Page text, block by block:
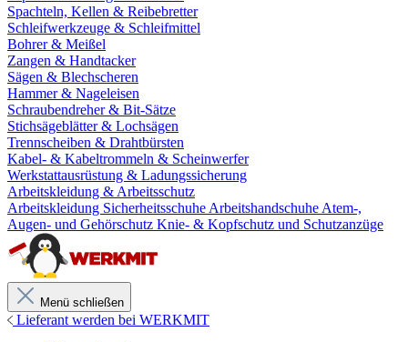
Spachteln, Kellen & Reibebretter
Schleifwerkzeuge & Schleifmittel
Bohrer & Meißel
Zangen & Handtacker
Sägen & Blechscheren
Hammer & Nageleisen
Schraubendreher & Bit-Sätze
Stichsägeblätter & Lochsägen
Trennscheiben & Drahtbürsten
Kabel- & Kabeltrommeln & Scheinwerfer
Werkstattausrüstung & Ladungssicherung
Arbeitskleidung & Arbeitsschutz
Arbeitskleidung Sicherheitsschuhe Arbeitshandschuhe Atem-,
Augen- und Gehörschutz Knie- & Kopfschutz und Schutzanzüge
Menü schließen
Lieferant werden bei WERKMIT